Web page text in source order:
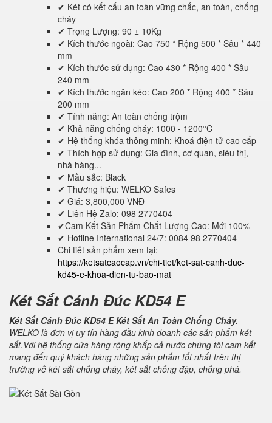
✔ Két có kết cấu an toàn vững chắc, an toàn, chống
cháy
✔ Trọng Lượng: 90 ± 10Kg
✔ Kích thước ngoài: Cao 750 * Rộng 500 * Sâu * 440
mm
✔ Kích thước sử dụng: Cao 430 * Rộng 400 * Sâu
240 mm
✔ Kích thước ngăn kéo: Cao 200 * Rộng 400 * Sâu
200 mm
✔ Tính năng: An toàn chống trộm
✔ Khả năng chống cháy: 1000 - 1200°C
✔ Hệ thống khóa thông minh: Khoá điện tử cao cấp
✔ Thích hợp sử dụng: Gia đình, cơ quan, siêu thị,
nhà hàng...
✔ Mầu sắc: Black
✔ Thương hiệu: WELKO Safes
✔ Giá: 3,800,000 VNĐ
✔ Liên Hệ Zalo: 098 2770404
✔Cam Kết Sản Phẩm Chất Lượng Cao: Mới 100%
✔ Hotline International 24/7: 0084 98 2770404
Chi tiết sản phẩm xem tại:
https://ketsatcaocap.vn/chi-tiet/ket-sat-canh-duc-
kd45-e-khoa-dien-tu-bao-mat
Két Sắt Cánh Đúc KD54 E
Két Sắt Cánh Đúc KD54 E Két Sắt An Toàn Chống Cháy.
WELKO là đơn vị uy tín hàng đầu kinh doanh các sản phẩm két
sắt.Với hệ thống cửa hàng rộng khắp cả nước chúng tôi cam kết
mang đến quý khách hàng những sản phẩm tốt nhất trên thị
trường về két sắt chống cháy, két sắt chống đập, chống phá.